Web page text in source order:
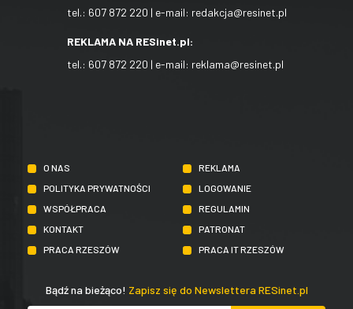
tel.: 607 872 220 | e-mail: redakcja@resinet.pl
REKLAMA NA RESinet.pl:
tel.: 607 872 220 | e-mail: reklama@resinet.pl
O NAS
REKLAMA
POLITYKA PRYWATNOŚCI
LOGOWANIE
WSPÓŁPRACA
REGULAMIN
KONTAKT
PATRONAT
PRACA RZESZÓW
PRACA IT RZESZÓW
Bądź na bieżąco! Zapisz się do Newslettera RESinet.pl